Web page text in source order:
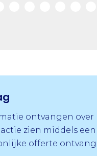
ontvangen over
zien middels een
offerte